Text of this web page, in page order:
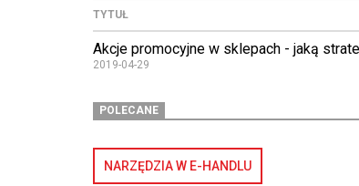
TYTUŁ
Akcje promocyjne w sklepach - jaką
2019-04-29
POLECANE
NARZĘDZIA W E-HANDLU